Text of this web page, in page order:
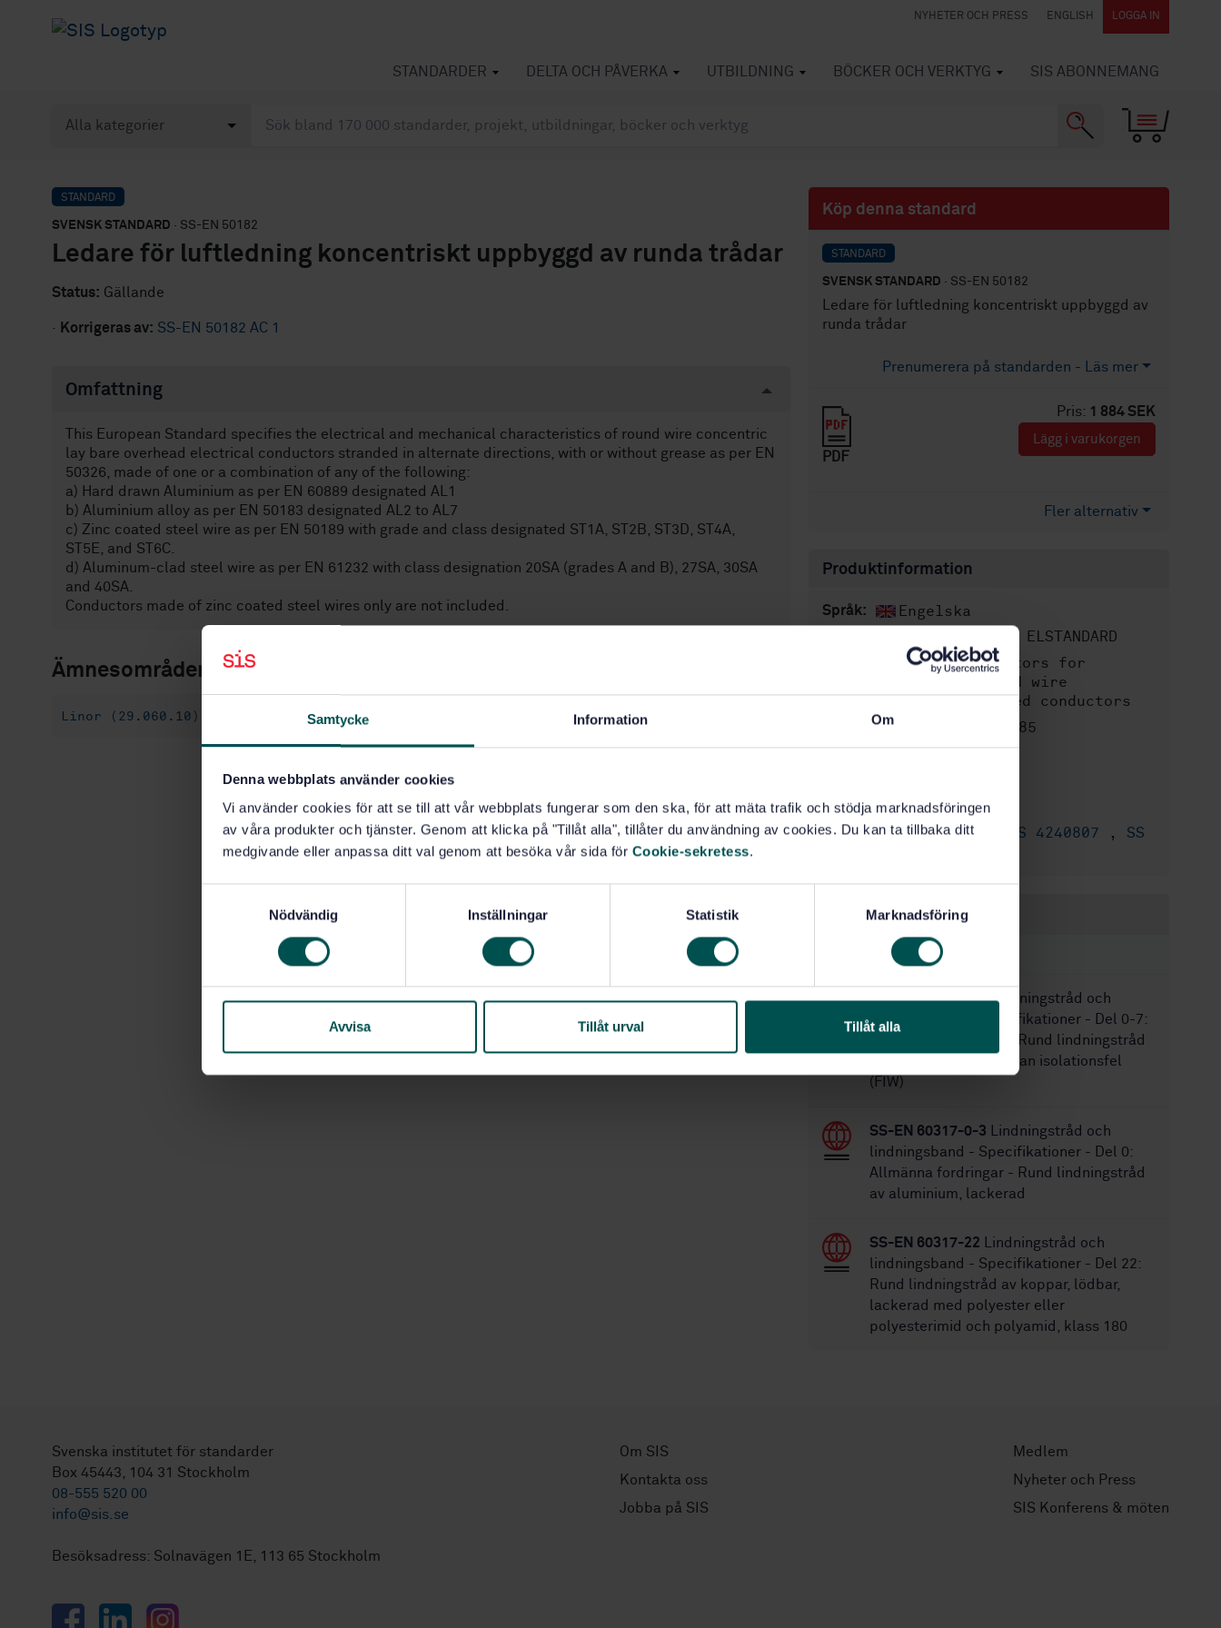
Samtycke Information Om
Denna webbplats använder cookies
Vi använder cookies för att se till att vår webbplats fungerar som den ska, för att mäta trafik och stödja marknadsföringen
av våra produkter och tjänster. Genom att klicka på "Tillåt alla", tillåter du användning av cookies. Du kan ta tillbaka ditt
medgivande eller anpassa ditt val genom att besöka vår sida för Cookie-sekretess.
s
Nödvändig Inställningar Statistik Marknadsföring
Avvisa Tillåt urval Tillåt alla
NYHETER OCH PRESS ENGLISH LOGGA IN
STANDARDER DELTA OCH PÅVERKA UTBILDNING BÖCKER OCH VERKTYG SIS ABONNEMANG
STANDARD
SVENSK STANDARD · SS-EN 50182
Ledare för luftledning koncentriskt uppbyggd av runda trådar
Status: Gällande
· Korrigeras av: SS-EN 50182 AC 1
Omfattning
This European Standard specifies the electrical and mechanical characteristics of round wire concentric
lay bare overhead electrical conductors stranded in alternate directions, with or without grease as per EN
50326, made of one or a combination of any of the following:
a) Hard drawn Aluminium as per EN 60889 designated AL1
b) Aluminium alloy as per EN 50183 designated AL2 to AL7
c) Zinc coated steel wire as per EN 50189 with grade and class designated ST1A, ST2B, ST3D, ST4A,
ST5E, and ST6C.
d) Aluminum-clad steel wire as per EN 61232 with class designation 20SA (grades A and B), 27SA, 30SA
and 40SA.
Conductors made of zinc coated steel wires only are not included.
Ämnesområden
Linor (29.060.10)
Köp denna standard
STANDARD
SVENSK STANDARD · SS-EN 50182
Ledare för luftledning koncentriskt uppbyggd av
runda trådar
Prenumerera på standarden - Läs mer
Pris: 1 884 SEK
PDF
Lägg i varukorgen
Fler alternativ
Produktinformation
Språk: Engelska
SEK SVENSK ELSTANDARD
Internationell titel:Conductors for
overhead lines - Round wire
concentric lay stranded conductors
Artikelnummer: STD-3332085
Antal sidor:75
Ersätter: SS 4240802 SS 4240807 , SS
Inom samma område
STANDARDER
SS-EN 60317-0-7Lindningstråd och
lindningsband - Specifikationer - Del 0-7:
Allmänna fordringar - Rund lindningstråd
av koppar, lackerad utan isolationsfel
(FIW)
SS-EN 60317-0-3 Lindningstråd och
lindningsband - Specifikationer - Del 0:
Allmänna fordringar - Rund lindningstråd
av aluminium, lackerad
SS-EN 60317-22 Lindningstråd och
lindningsband - Specifikationer - Del 22:
Rund lindningstråd av koppar, lödbar,
lackerad med polyester eller
polyesterimid och polyamid, klass 180
Svenska institutet för standarder
Box 45443, 104 31 Stockholm
08-555 520 00
info@sis.se
Besöksadress: Solnavägen 1E, 113 65 Stockholm
FacebookLinkedInInstagram
Om SIS
Kontakta oss
Jobba på SIS
Medlem
Nyheter och Press
SIS Konferens & möten